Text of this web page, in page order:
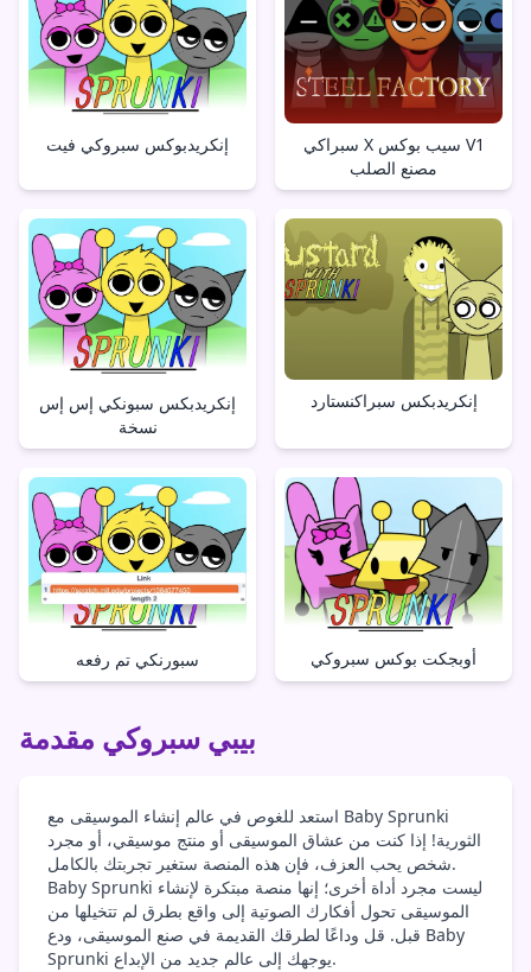
إنكريدبوكس سبروكي فيت
سبراكي X سيب بوكس V1
مصنع الصلب
إنكريدبكس سبونكي إس إس
نسخة
إنكريدبكس سبراكنستارد
سبورنكي تم رفعه أوبجكت بوكس سبروكي
بيبي سبروكي مقدمة
استعد للغوص في عالم إنشاء الموسيقى مع Baby Sprunki
الثورية! إذا كنت من عشاق الموسيقى أو منتج موسيقي، أو مجرد
شخص يحب العزف، فإن هذه المنصة ستغير تجربتك بالكامل.
Baby Sprunki ليست مجرد أداة أخرى؛ إنها منصة مبتكرة لإنشاء
الموسيقى تحول أفكارك الصوتية إلى واقع بطرق لم تتخيلها من
قبل. قل وداعًا لطرقك القديمة في صنع الموسيقى، ودع Baby
Sprunki يوجهك إلى عالم جديد من الإبداع.